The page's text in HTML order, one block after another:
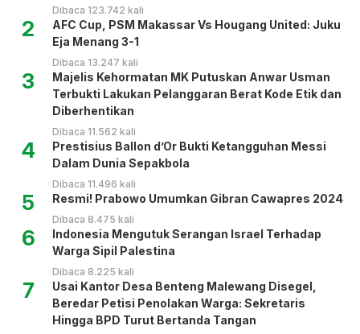
Dibaca 123.742 kali
2
AFC Cup, PSM Makassar Vs Hougang United: Juku
Eja Menang 3-1
Dibaca 13.247 kali
3
Majelis Kehormatan MK Putuskan Anwar Usman
Terbukti Lakukan Pelanggaran Berat Kode Etik dan
Diberhentikan
Dibaca 11.562 kali
4
Prestisius Ballon d’Or Bukti Ketangguhan Messi
Dalam Dunia Sepakbola
Dibaca 11.496 kali
5 Resmi! Prabowo Umumkan Gibran Cawapres 2024
Dibaca 8.475 kali
6
Indonesia Mengutuk Serangan Israel Terhadap
Warga Sipil Palestina
Dibaca 8.225 kali
7
Usai Kantor Desa Benteng Malewang Disegel,
Beredar Petisi Penolakan Warga: Sekretaris
Hingga BPD Turut Bertanda Tangan